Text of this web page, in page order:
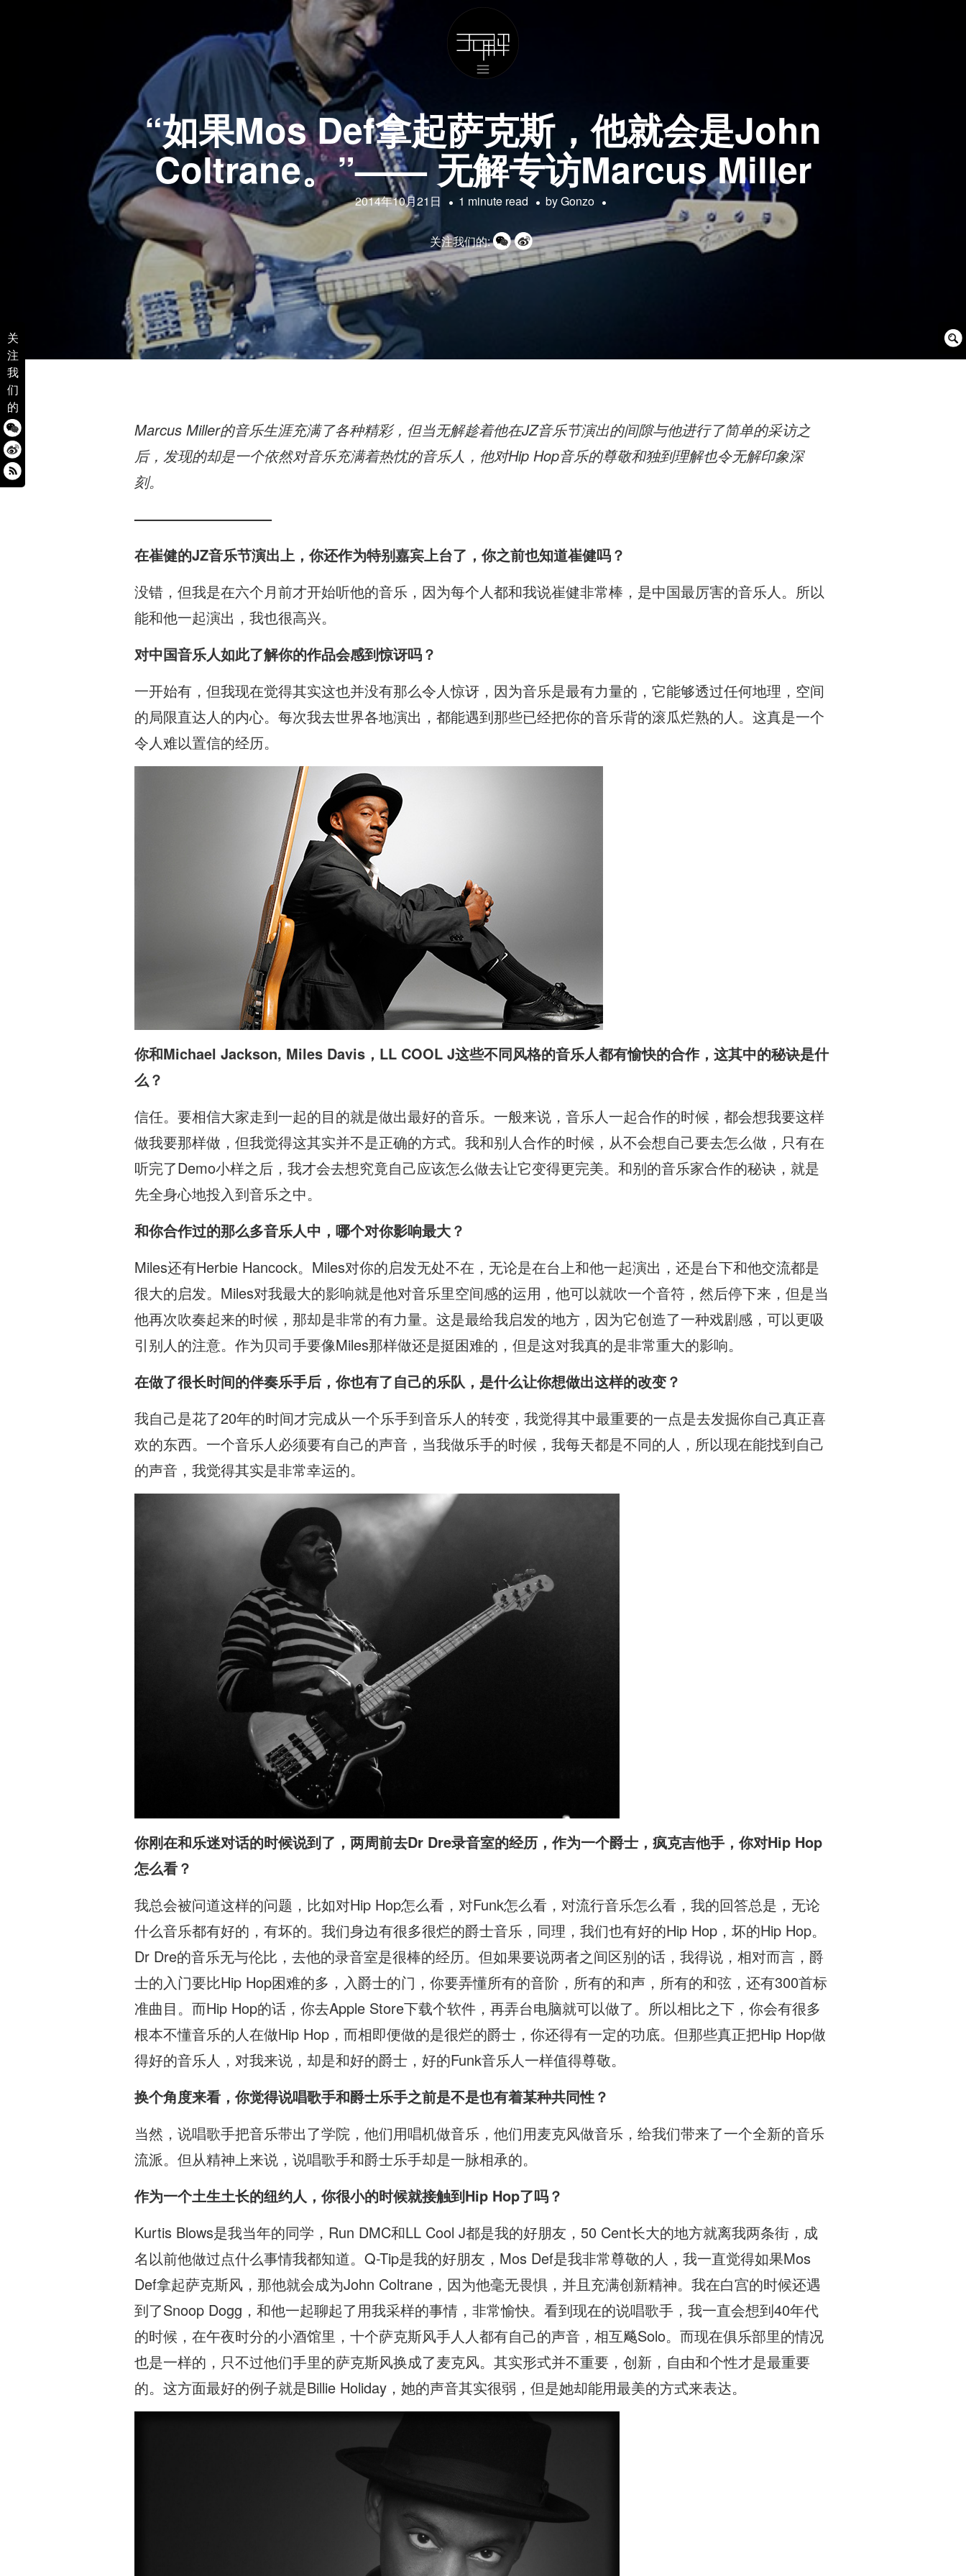
关
注
我
们
的
“如果Mos Def拿起萨克斯，他就会是John
Coltrane。”—— 无解专访Marcus Miller
2014年10月21日 1 minute read byGonzo
关注我们的:
Marcus Miller的音乐生涯充满了各种精彩，但当无解趁着他在JZ音乐节演出的间隙与他进行了简单的采访之
后，发现的却是一个依然对音乐充满着热忱的音乐人，他对Hip Hop音乐的尊敬和独到理解也令无解印象深
刻。
—————————–
在崔健的JZ音乐节演出上，你还作为特别嘉宾上台了，你之前也知道崔健吗？
没错，但我是在六个月前才开始听他的音乐，因为每个人都和我说崔健非常棒，是中国最厉害的音乐人。所以
能和他一起演出，我也很高兴。
对中国音乐人如此了解你的作品会感到惊讶吗？
一开始有，但我现在觉得其实这也并没有那么令人惊讶，因为音乐是最有力量的，它能够透过任何地理，空间
的局限直达人的内心。每次我去世界各地演出，都能遇到那些已经把你的音乐背的滚瓜烂熟的人。这真是一个
令人难以置信的经历。
你和Michael Jackson, Miles Davis ，LL COOL J这些不同风格的音乐人都有愉快的合作，这其中的秘诀是什
么？
信任。要相信大家走到一起的目的就是做出最好的音乐。一般来说，音乐人一起合作的时候，都会想我要这样
做我要那样做，但我觉得这其实并不是正确的方式。我和别人合作的时候，从不会想自己要去怎么做，只有在
听完了Demo小样之后，我才会去想究竟自己应该怎么做去让它变得更完美。和别的音乐家合作的秘诀，就是
先全身心地投入到音乐之中。
和你合作过的那么多音乐人中，哪个对你影响最大？
Miles还有Herbie Hancock。Miles对你的启发无处不在，无论是在台上和他一起演出，还是台下和他交流都是
很大的启发。Miles对我最大的影响就是他对音乐里空间感的运用，他可以就吹一个音符，然后停下来，但是当
他再次吹奏起来的时候，那却是非常的有力量。这是最给我启发的地方，因为它创造了一种戏剧感，可以更吸
引别人的注意。作为贝司手要像Miles那样做还是挺困难的，但是这对我真的是非常重大的影响。
在做了很长时间的伴奏乐手后，你也有了自己的乐队，是什么让你想做出这样的改变？
我自己是花了20年的时间才完成从一个乐手到音乐人的转变，我觉得其中最重要的一点是去发掘你自己真正喜
欢的东西。一个音乐人必须要有自己的声音，当我做乐手的时候，我每天都是不同的人，所以现在能找到自己
的声音，我觉得其实是非常幸运的。
你刚在和乐迷对话的时候说到了，两周前去Dr Dre录音室的经历，作为一个爵士，疯克吉他手，你对Hip Hop
怎么看？
我总会被问道这样的问题，比如对Hip Hop怎么看，对Funk怎么看，对流行音乐怎么看，我的回答总是，无论
什么音乐都有好的，有坏的。我们身边有很多很烂的爵士音乐，同理，我们也有好的Hip Hop，坏的Hip Hop。
Dr Dre的音乐无与伦比，去他的录音室是很棒的经历。但如果要说两者之间区别的话，我得说，相对而言，爵
士的入门要比Hip Hop困难的多，入爵士的门，你要弄懂所有的音阶，所有的和声，所有的和弦，还有300首标
准曲目。而Hip Hop的话，你去Apple Store下载个软件，再弄台电脑就可以做了。所以相比之下，你会有很多
根本不懂音乐的人在做Hip Hop，而相即便做的是很烂的爵士，你还得有一定的功底。但那些真正把Hip Hop做
得好的音乐人，对我来说，却是和好的爵士，好的Funk音乐人一样值得尊敬。
换个角度来看，你觉得说唱歌手和爵士乐手之前是不是也有着某种共同性？
当然，说唱歌手把音乐带出了学院，他们用唱机做音乐，他们用麦克风做音乐，给我们带来了一个全新的音乐
流派。但从精神上来说，说唱歌手和爵士乐手却是一脉相承的。
作为一个土生土长的纽约人，你很小的时候就接触到Hip Hop了吗？
Kurtis Blows是我当年的同学，Run DMC和LL Cool J都是我的好朋友，50 Cent长大的地方就离我两条街，成
名以前他做过点什么事情我都知道。Q-Tip是我的好朋友，Mos Def是我非常尊敬的人，我一直觉得如果Mos
Def拿起萨克斯风，那他就会成为John Coltrane，因为他毫无畏惧，并且充满创新精神。我在白宫的时候还遇
到了Snoop Dogg，和他一起聊起了用我采样的事情，非常愉快。看到现在的说唱歌手，我一直会想到40年代
的时候，在午夜时分的小酒馆里，十个萨克斯风手人人都有自己的声音，相互飚Solo。而现在俱乐部里的情况
也是一样的，只不过他们手里的萨克斯风换成了麦克风。其实形式并不重要，创新，自由和个性才是最重要
的。这方面最好的例子就是Billie Holiday，她的声音其实很弱，但是她却能用最美的方式来表达。